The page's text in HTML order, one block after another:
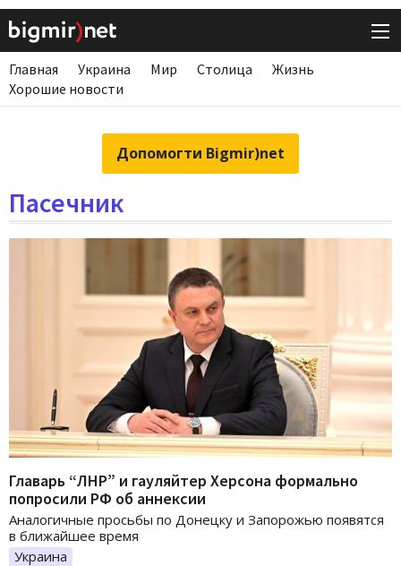
Главная Украина Мир Столица
Жизнь
Хорошие новости
Допомогти Bigmir)net
Пасечник
Главарь “ЛНР” и гауляйтер Херсона формально
попросили РФ об аннексии
Аналогичные просьбы по Донецку и Запорожью появятся
в ближайшее время
Украина